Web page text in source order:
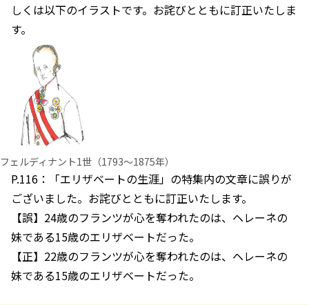
しくは以下のイラストです。お詫びとともに訂正いたしま
す。
フェルディナント1世（1793～1875年）
P.116：「エリザベートの生涯」の特集内の文章に誤りが
ございました。お詫びとともに訂正いたします。
【誤】24歳のフランツが心を奪われたのは、ヘレーネの
妹である15歳のエリザベートだった。
【正】22歳のフランツが心を奪われたのは、ヘレーネの
妹である15歳のエリザベートだった。